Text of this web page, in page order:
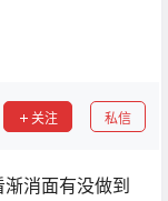
关注 私信
消面有没做到